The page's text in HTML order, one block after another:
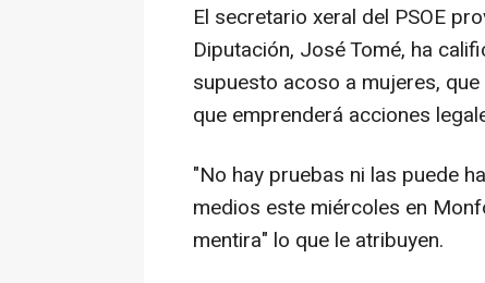
El secretario xeral del PSOE
Diputación, José Tomé, ha
supuesto acoso a mujeres,
que emprenderá acciones
"No hay pruebas ni las puede
medios este miércoles en
mentira" lo que le atribuyen.